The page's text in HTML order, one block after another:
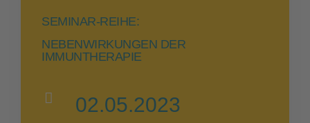
SEMINAR-REIHE:
NEBENWIRKUNGEN DER
IMMUNTHERAPIE
02.05.2023